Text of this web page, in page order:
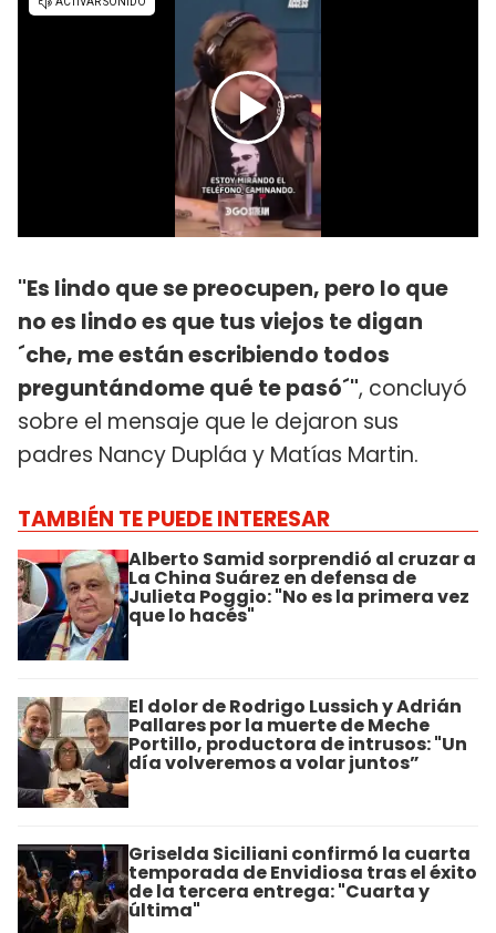
"Es lindo que se preocupen, pero lo que
no es lindo es que tus viejos te digan
´che, me están escribiendo todos
preguntándome qué te pasó´", concluyó
sobre el mensaje que le dejaron sus
padres Nancy Dupláa y Matías Martin.
TAMBIÉN TE PUEDE INTERESAR
Alberto Samid sorprendió al cruzar a
La China Suárez en defensa de
Julieta Poggio: "No es la primera vez
que lo hacés"
El dolor de Rodrigo Lussich y Adrián
Pallares por la muerte de Meche
Portillo, productora de intrusos: "Un
día volveremos a volar juntos”
Griselda Siciliani confirmó la cuarta
temporada de Envidiosa tras el éxito
de la tercera entrega: "Cuarta y
última"